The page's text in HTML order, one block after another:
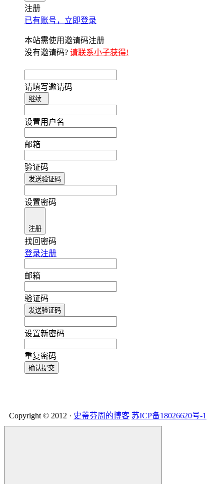
注册
已有账号，立即登录
本站需使用邀请码注册
没有邀请码? 请联系小子获得!
请填写邀请码
继续
设置用户名
邮箱
验证码
发送验证码
设置密码
注册
找回密码
登录注册
邮箱
验证码
发送验证码
设置新密码
重复密码
确认提交
Copyright © 2012 · 史蒂芬周的博客 苏ICP备18026620号-1